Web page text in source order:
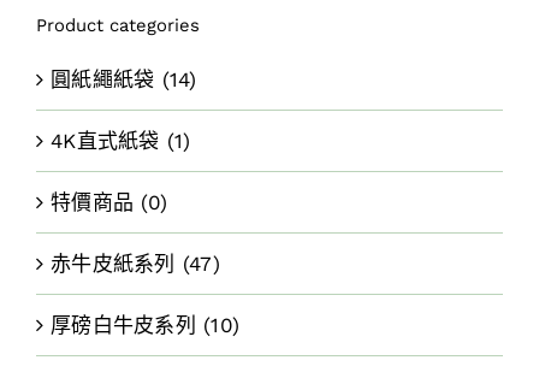
Product categories
圓紙繩紙袋 (14)
4K直式紙袋 (1)
特價商品 (0)
赤牛皮紙系列 (47)
厚磅白牛皮系列 (10)